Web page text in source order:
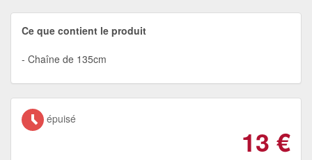
Ce que contient le produit
Chaîne de 135cm
épuisé
13 €